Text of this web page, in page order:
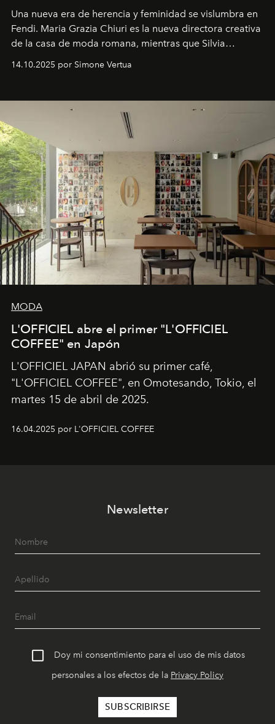
Una nueva era de herencia y feminidad se vislumbra en
Fendi. Maria Grazia Chiuri es la nueva directora creativa
de la casa de moda romana, mientras que Silvia
14.10.2025 por Simone Vertua
MODA
L'OFFICIEL abre el primer "L'OFFICIEL
COFFEE" en Japón
L'OFFICIEL JAPAN abrió su primer café,
"L'OFFICIEL COFFEE", en Omotesando, Tokio, el
martes 15 de abril de 2025.
16.04.2025 por L'OFFICIEL COFFEE
Newsletter
Doy mi consentimiento para el uso de mis datos
personales a los efectos de la Privacy Policy